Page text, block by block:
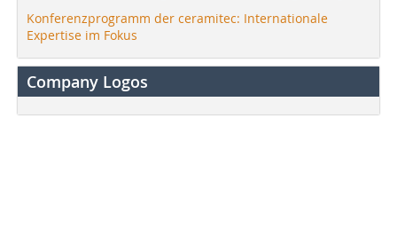
Konferenzprogramm der ceramitec: Internationale
Expertise im Fokus
Company Logos